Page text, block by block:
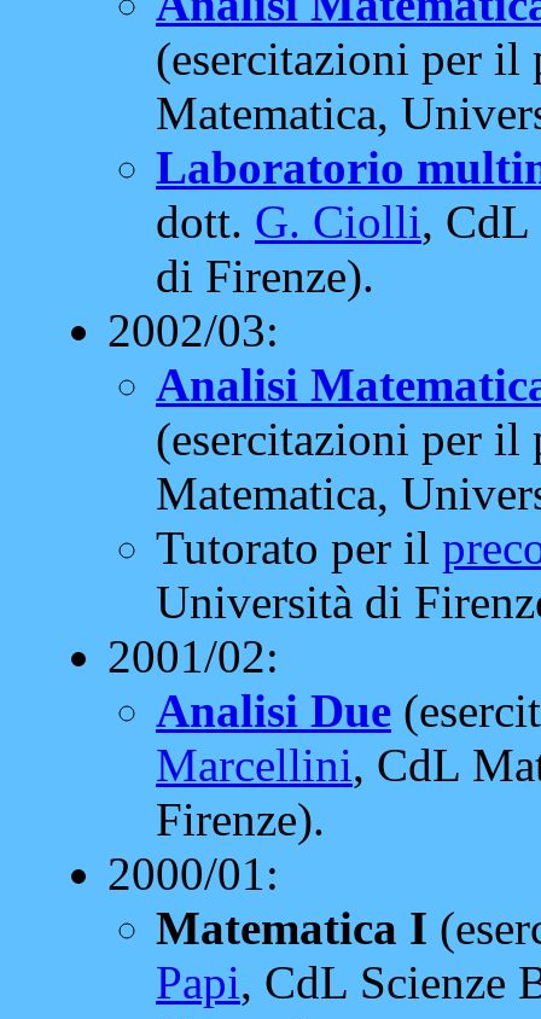
(esercitazioni per
Matematica,
Laboratorio
dott. G. Ciolli, CdL
di Firenze).
2002/03:
Analisi
(esercitazioni per
Matematica,
Tutorato per il
Università di
2001/02:
Analisi Due
Marcellini, CdL
Firenze).
2000/01:
Matematica I
Papi, CdL Scienze